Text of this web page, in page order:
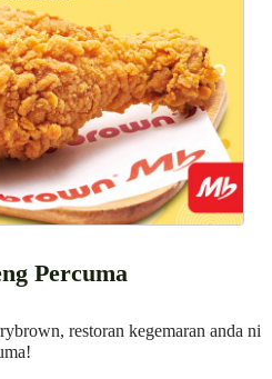
Percuma
restoran kegemaran anda ni